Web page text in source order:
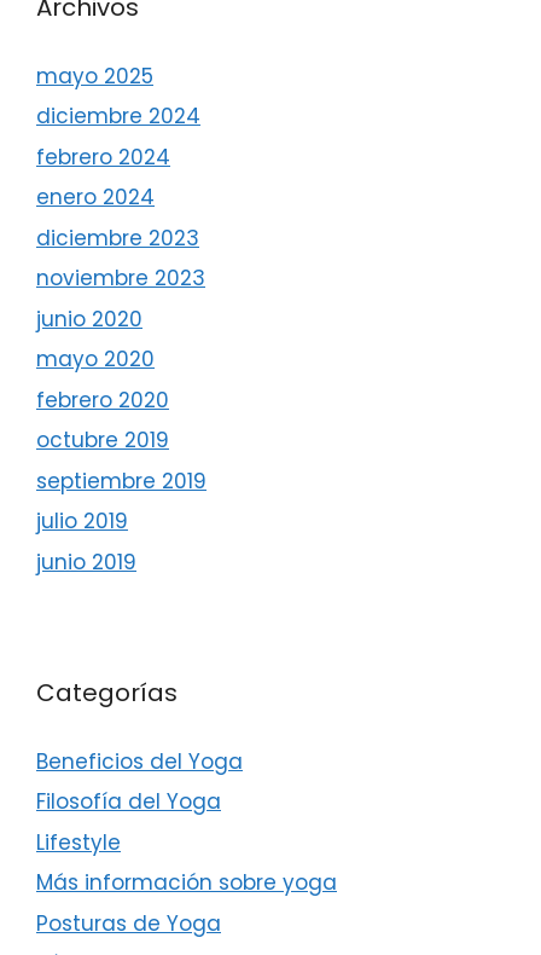
Archivos
mayo 2025
diciembre 2024
febrero 2024
enero 2024
diciembre 2023
noviembre 2023
junio 2020
mayo 2020
febrero 2020
octubre 2019
septiembre 2019
julio 2019
junio 2019
Categorías
Beneficios del Yoga
Filosofía del Yoga
Lifestyle
Más información sobre yoga
Posturas de Yoga